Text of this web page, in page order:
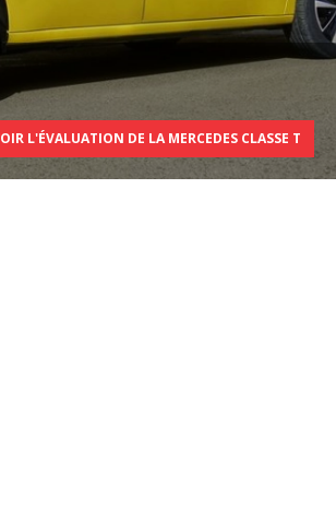
L'ÉVALUATION DE LA MERCEDES CLASSE T